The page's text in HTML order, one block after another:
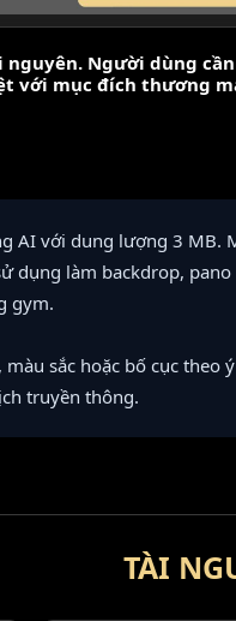
Người dùng
với mục đích thương
AI với dung lượng 3 MB.
dụng làm backdrop, pano
gym.
sắc hoặc bố cục theo ý
truyền thông.
TÀI